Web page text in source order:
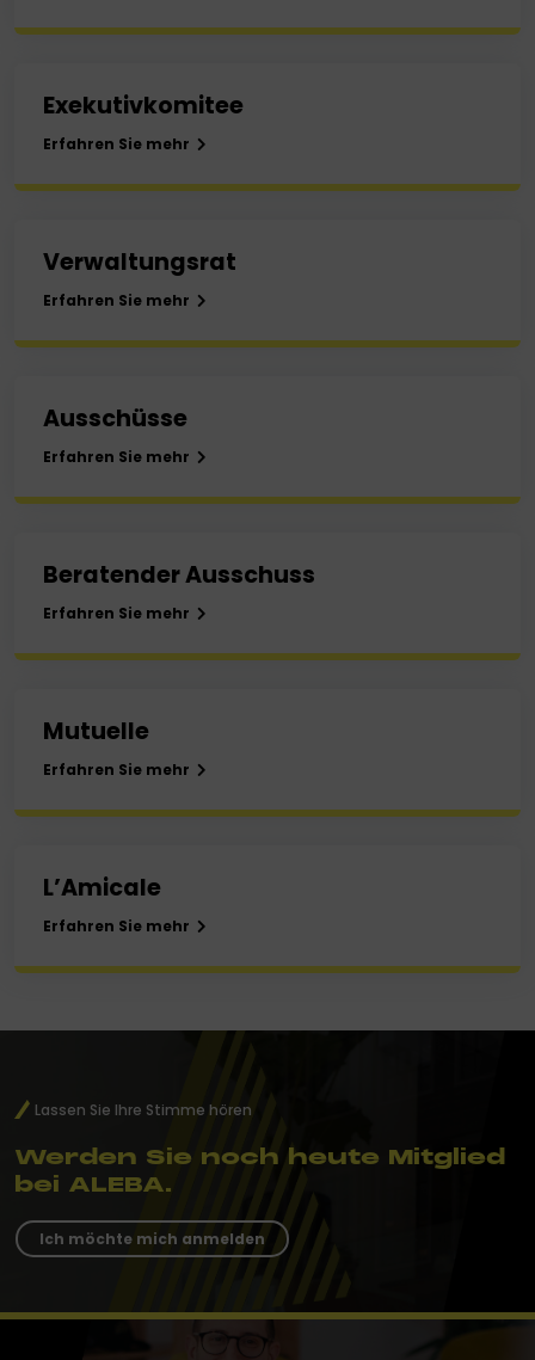
Exekutivkomitee
Erfahren Sie mehr
Verwaltungsrat
Erfahren Sie mehr
Ausschüsse
Erfahren Sie mehr
Beratender Ausschuss
Erfahren Sie mehr
Mutuelle
Erfahren Sie mehr
L’Amicale
Erfahren Sie mehr
Lassen Sie Ihre Stimme hören
Werden Sie noch heute Mitglied
bei ALEBA.
Ich möchte mich anmelden